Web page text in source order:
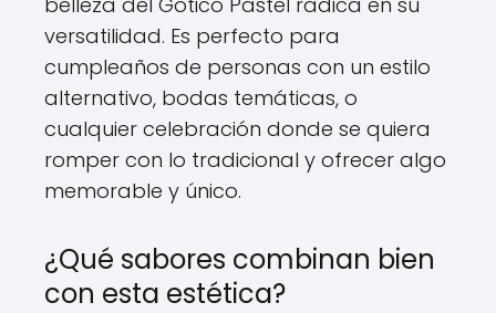
versatilidad. Es perfecto para
cumpleaños de personas con un estilo
alternativo, bodas temáticas, o
cualquier celebración donde se quiera
romper con lo tradicional y ofrecer algo
memorable y único.
¿Qué sabores combinan bien
con esta estética?